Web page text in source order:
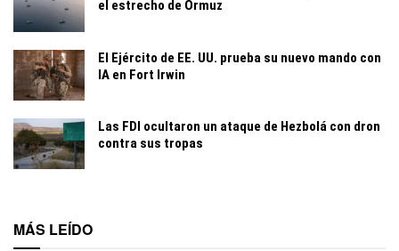
el estrecho de Ormuz
El Ejército de EE. UU. prueba su nuevo mando con
IA en Fort Irwin
Las FDI ocultaron un ataque de Hezbolá con dron
contra sus tropas
MÁS LEÍDO